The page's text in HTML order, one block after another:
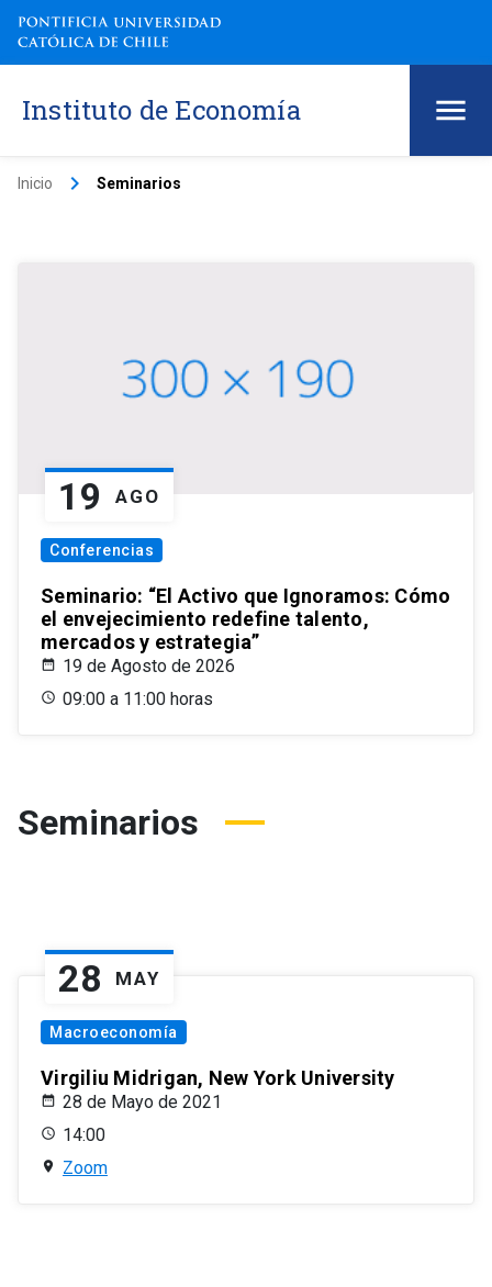
Instituto de Economía
Inicio keyboard_arrow_right Seminarios
19 AGO
Conferencias
Seminario: “El Activo que Ignoramos: Cómo
el envejecimiento redefine talento,
mercados y estrategia”
19 de Agosto de 2026
09:00 a 11:00 horas
Seminarios
28 MAY
Macroeconomía
Virgiliu Midrigan, New York University
28 de Mayo de 2021
14:00
Zoom